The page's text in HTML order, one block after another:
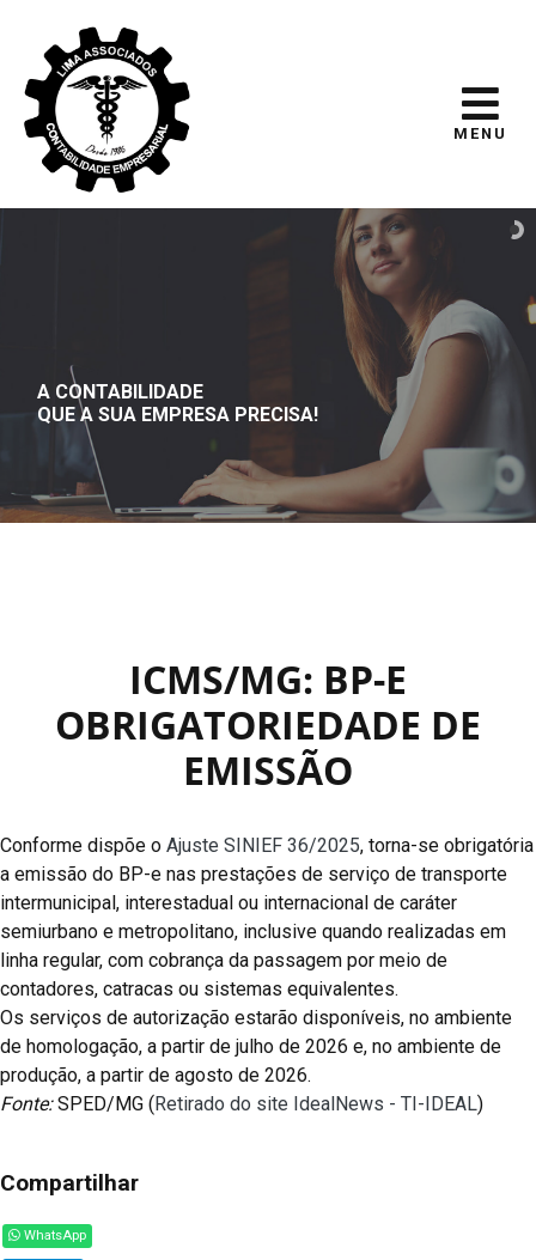
MENU
A CONTABILIDADE
QUE A SUA EMPRESA PRECISA!
ICMS/MG: BP-E
OBRIGATORIEDADE DE
EMISSÃO
Conforme dispõe o Ajuste SINIEF 36/2025, torna-se obrigatória
a emissão do BP-e nas prestações de serviço de transporte
intermunicipal, interestadual ou internacional de caráter
semiurbano e metropolitano, inclusive quando realizadas em
linha regular, com cobrança da passagem por meio de
contadores, catracas ou sistemas equivalentes.
Os serviços de autorização estarão disponíveis, no ambiente
de homologação, a partir de julho de 2026 e, no ambiente de
produção, a partir de agosto de 2026.
Fonte:SPED/MG (Retirado do site IdealNews - TI-IDEAL)
Compartilhar
WhatsApp